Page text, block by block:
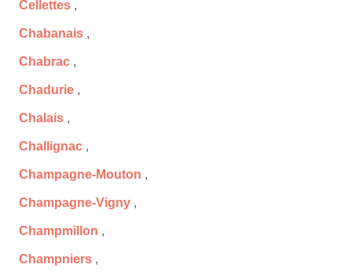
Cellettes ,
Chabanais ,
Chabrac ,
Chadurie ,
Chalais ,
Challignac ,
Champagne-Mouton ,
Champagne-Vigny ,
Champmillon ,
Champniers ,